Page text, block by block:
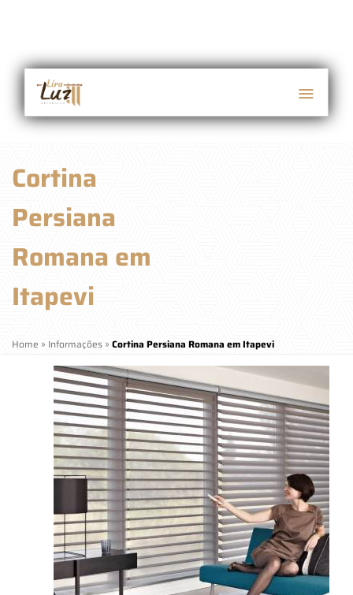
Cortina
Persiana
Romana em
Itapevi
Home » Informações » Cortina Persiana Romana em Itapevi